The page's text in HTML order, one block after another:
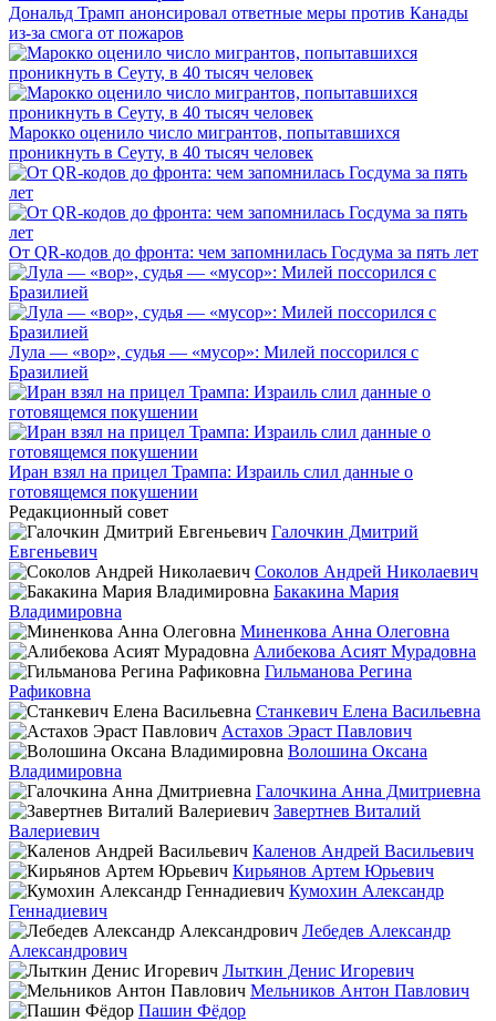
Дональд Трамп анонсировал ответные меры против Канады
из-за смога от пожаров
Марокко оценило число мигрантов, попытавшихся
проникнуть в Сеуту, в 40 тысяч человек
От QR-кодов до фронта: чем запомнилась Госдума за пять лет
Лула — «вор», судья — «мусор»: Милей поссорился с
Бразилией
Иран взял на прицел Трампа: Израиль слил данные о
готовящемся покушении
Редакционный совет
Галочкин Дмитрий
Евгеньевич
Соколов Андрей Николаевич
Бакакина Мария
Владимировна
Миненкова Анна Олеговна
Алибекова Асият Мурадовна
Гильманова Регина
Рафиковна
Станкевич Елена Васильевна
Астахов Эраст Павлович
Волошина Оксана
Владимировна
Галочкина Анна Дмитриевна
Завертнев Виталий
Валериевич
Каленов Андрей Васильевич
Кирьянов Артем Юрьевич
Кумохин Александр
Геннадиевич
Лебедев Александр
Александрович
Лыткин Денис Игоревич
Мельников Антон Павлович
Пашин Фёдор